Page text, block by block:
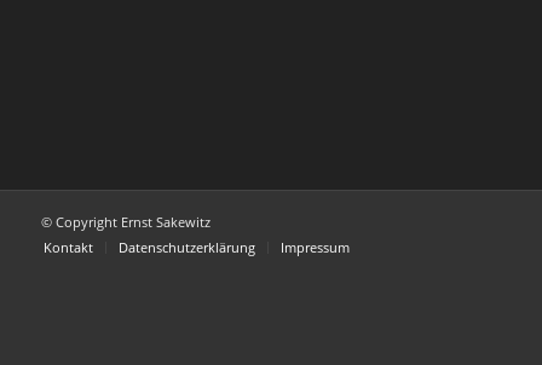
© Copyright Ernst Sakewitz
Kontakt
Datenschutzerklärung Impressum